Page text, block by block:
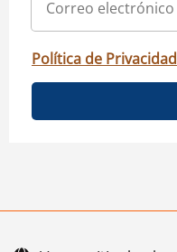
Política de Privacidad